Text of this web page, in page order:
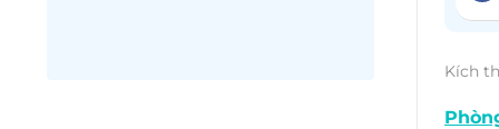
Kích